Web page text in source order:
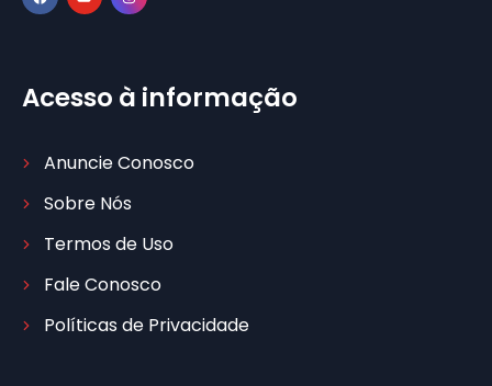
Acesso à informação
Anuncie Conosco
Sobre Nós
Termos de Uso
Fale Conosco
Políticas de Privacidade